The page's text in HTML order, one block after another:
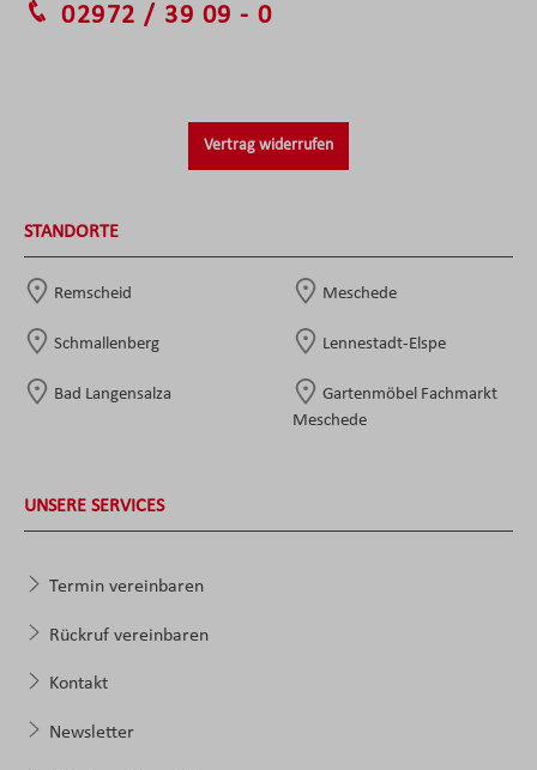
02972 / 39 09 - 0
Vertrag widerrufen
STANDORTE
Remscheid Meschede
Schmallenberg Lennestadt-Elspe
Bad Langensalza
Gartenmöbel Fachmarkt
Meschede
UNSERE SERVICES
Termin vereinbaren
Rückruf vereinbaren
Kontakt
Newsletter